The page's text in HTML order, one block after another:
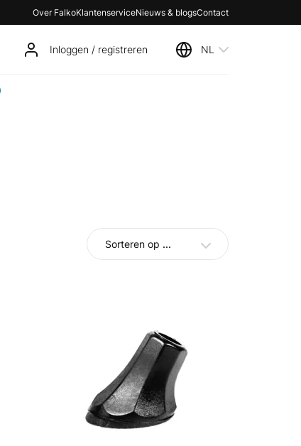
Over FalkoKlantenserviceNieuws & blogsContact
Inloggen / registreren NL
Sorteren op ...